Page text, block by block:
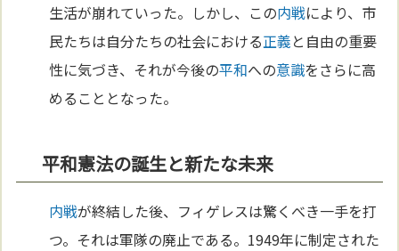
生活が崩れていった。しかし、この内戦により、市
民たちは自分たちの社会における正義と自由の重要
性に気づき、それが今後の平和への意識をさらに高
めることとなった。
平和憲法の誕生と新たな未来
内戦が終結した後、フィゲレスは驚くべき一手を打
つ。それは軍隊の廃止である。1949年に制定された